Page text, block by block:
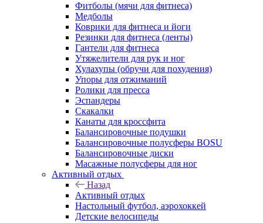
Фитболы (мячи для фитнеса)
Медболы
Коврики для фитнеса и йоги
Резинки для фитнеса (ленты)
Гантели для фитнеса
Утяжелители для рук и ног
Хулахупы (обручи для похудения)
Упоры для отжиманий
Ролики для пресса
Эспандеры
Скакалки
Канаты для кроссфита
Балансировочные подушки
Балансировочные полусферы BOSU
Балансировочные диски
Масажные полусферы для ног
Активный отдых
Назад
Активный отдых
Настольный футбол, аэрохоккей
Детские велосипеды